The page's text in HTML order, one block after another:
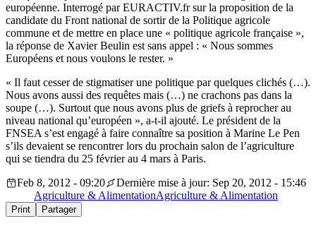
européenne. Interrogé par EURACTIV.fr sur la proposition de la
candidate du Front national de sortir de la Politique agricole
commune et de mettre en place une « politique agricole française »,
la réponse de Xavier Beulin est sans appel : « Nous sommes
Européens et nous voulons le rester. »
« Il faut cesser de stigmatiser une politique par quelques clichés (…).
Nous avons aussi des requêtes mais (…) ne crachons pas dans la
soupe (…). Surtout que nous avons plus de griefs à reprocher au
niveau national qu’européen », a-t-il ajouté. Le président de la
FNSEA s’est engagé à faire connaître sa position à Marine Le Pen
s’ils devaient se rencontrer lors du prochain salon de l’agriculture
qui se tiendra du 25 février au 4 mars à Paris.
Feb 8, 2012 - 09:20
Dernière mise à jour: Sep 20, 2012 - 15:46
Agriculture & AlimentationAgriculture & Alimentation
Print Partager